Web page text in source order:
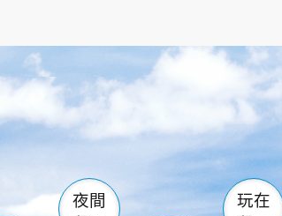
南仁湖
滿州 佳樂水
森林遊樂區
墾管處遊客中心
社頂公園 風吹沙
船帆石 龍磐公園
香蕉灣 龍坑
鵝鑾鼻
夜間
玩在